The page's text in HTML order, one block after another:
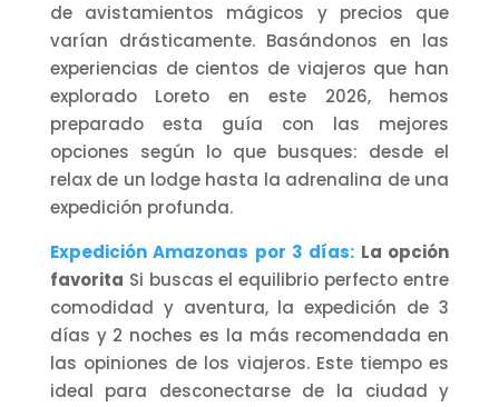
de avistamientos mágicos y precios que
varían drásticamente. Basándonos en las
experiencias de cientos de viajeros que han
explorado Loreto en este 2026, hemos
preparado esta guía con las mejores
opciones según lo que busques: desde el
relax de un lodge hasta la adrenalina de una
expedición profunda.
Expedición Amazonas por 3 días: La opción
favorita Si buscas el equilibrio perfecto entre
comodidad y aventura, la expedición de 3
días y 2 noches es la más recomendada en
las opiniones de los viajeros. Este tiempo es
ideal para desconectarse de la ciudad y